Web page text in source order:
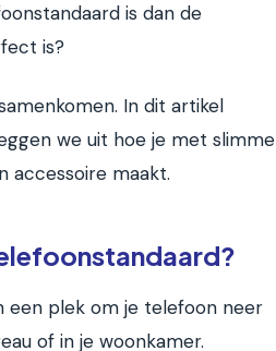
is dan de
is?
In dit artikel
we uit hoe je met slimme
accessoire maakt.
een plek om je telefoon neer
of in je woonkamer.